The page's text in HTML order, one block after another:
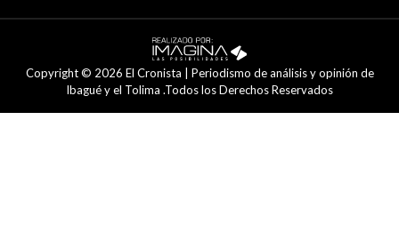
Copyright © 2026 El Cronista | Periodismo de análisis y opinión de
Ibagué y el Tolima .Todos los Derechos Reservados